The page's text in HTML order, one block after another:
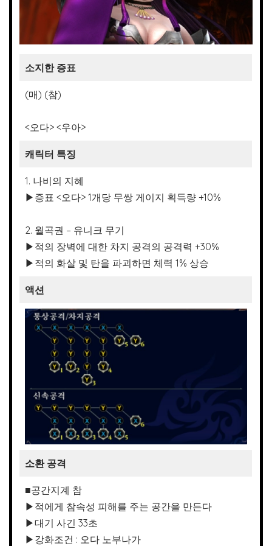
소지한 증표
(매) (참)
<오다> <우아>
캐릭터 특징
1. 나비의 지혜
▶증표 <오다> 1개당 무쌍 게이지 획득량 +10%
2. 월곡권 – 유니크 무기
▶적의 장벽에 대한 차지 공격의 공격력 +30%
▶적의 화살 및 탄을 파괴하면 체력 1% 상승
액션
소환 공격
■공간지계 참
▶적에게 참속성 피해를 주는 공간을 만든다
▶대기 사긴 33초
▶강화조건 : 오다 노부나가